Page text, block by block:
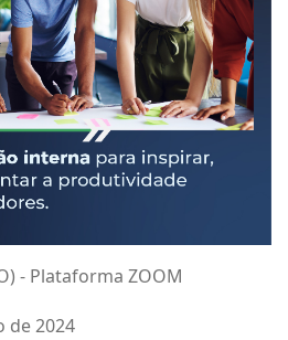
- Plataforma ZOOM
de 2024